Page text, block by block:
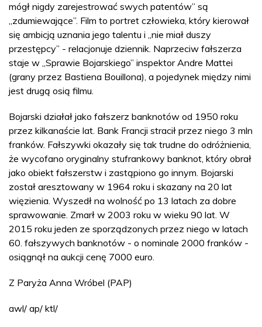
mógł nigdy zarejestrować swych patentów” są
„zdumiewające”. Film to portret człowieka, który kierował
się ambicją uznania jego talentu i „nie miał duszy
przestępcy” - relacjonuje dziennik. Naprzeciw fałszerza
staje w „Sprawie Bojarskiego” inspektor Andre Mattei
(grany przez Bastiena Bouillona), a pojedynek między nimi
jest drugą osią filmu.
Bojarski działał jako fałszerz banknotów od 1950 roku
przez kilkanaście lat. Bank Francji stracił przez niego 3 mln
franków. Fałszywki okazały się tak trudne do odróżnienia,
że wycofano oryginalny stufrankowy banknot, który obrał
jako obiekt fałszerstw i zastąpiono go innym. Bojarski
został aresztowany w 1964 roku i skazany na 20 lat
więzienia. Wyszedł na wolność po 13 latach za dobre
sprawowanie. Zmarł w 2003 roku w wieku 90 lat. W
2015 roku jeden ze sporządzonych przez niego w latach
60. fałszywych banknotów - o nominale 2000 franków -
osiągnął na aukcji cenę 7000 euro.
Z Paryża Anna Wróbel (PAP)
awl/ ap/ ktl/